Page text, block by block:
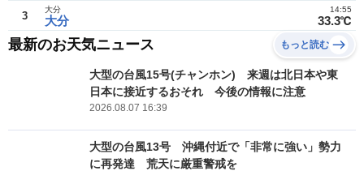
3 大分
大分
33.3℃
14:55
最新のお天気ニュース もっと読む
大型の台風15号(チャンホン) 来週は北日本や東
日本に接近するおそれ 今後の情報に注意
2026.08.07 16:39
大型の台風13号 沖縄付近で「非常に強い」勢力
に再発達 荒天に厳重警戒を